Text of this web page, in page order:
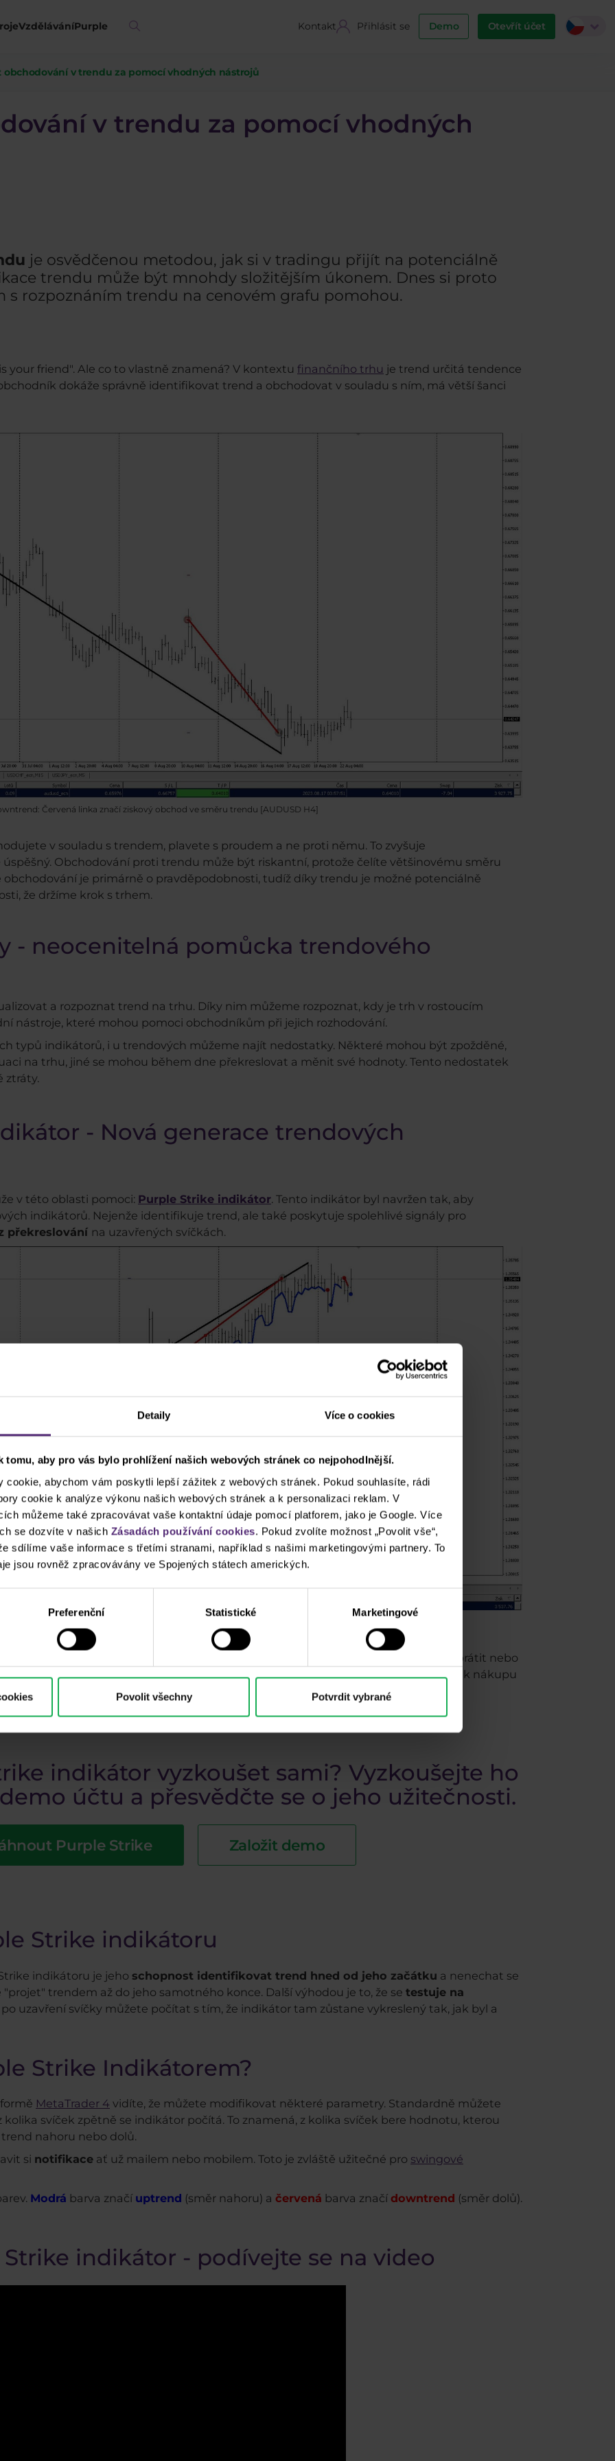
Detaily Více o cookies
tomu, aby pro vás bylo prohlížení našich webových stránek co nejpohodlnější.
cookie, abychom vám poskytli lepší zážitek z webových stránek. Pokud souhlasíte, rádi
cookie k analýze výkonu našich webových stránek a k personalizaci reklam. V
můžeme také zpracovávat vaše kontaktní údaje pomocí platforem, jako je Google. Více
se dozvíte v našich Zásadách používání cookies. Pokud zvolíte možnost „Povolit vše“,
sdílíme vaše informace s třetími stranami, například s našimi marketingovými partnery. To
jsou rovněž zpracovávány ve Spojených státech amerických.
Preferenční Statistické Marketingové
Povolit všechny Potvrdit vybrané
VzděláváníPurple Kontakt Přihlásit se Demo Otevřít účet
obchodování v trendu za pomocí vhodných nástrojů
v trendu za pomocí vhodných
je osvědčenou metodou, jak si v tradingu přijít na potenciálně
trendu může být mnohdy složitějším úkonem. Dnes si proto
s rozpoznáním trendu na cenovém grafu pomohou.
your friend". Ale co to vlastně znamená? V kontextu finančního trhu je trend určitá tendence
dokáže správně identifikovat trend a obchodovat v souladu s ním, má větší šanci
Červená linka značí ziskový obchod ve směru trendu [AUDUSD H4]
v souladu s trendem, plavete s proudem a ne proti němu. To zvyšuje
Obchodování proti trendu může být riskantní, protože čelíte většinovému směru
obchodování je primárně o pravděpodobnosti, tudíž díky trendu je možné potenciálně
že držíme krok s trhem.
- neocenitelná pomůcka trendového
a rozpoznat trend na trhu. Díky nim můžeme rozpoznat, kdy je trh v rostoucím
nástroje, které mohou pomoci obchodníkům při jejich rozhodování.
typů indikátorů, i u trendových můžeme najít nedostatky. Některé mohou být zpožděné,
na trhu, jiné se mohou během dne překreslovat a měnit své hodnoty. Tento nedostatek
ztráty.
- Nová generace trendových
v této oblasti pomoci: Purple Strike indikátor. Tento indikátor byl navržen tak, aby
indikátorů. Nejenže identifikuje trend, ale také poskytuje spolehlivé signály pro
překreslování na uzavřených svíčkách.
zobrazuje modrý vývoj uptrendu, Červená linka značí ziskový obchod ve směru trendu [USDCAD, H4]
může Purple Strike indikátor skvěle rozpoznat, kde trh má potenciál obrátit nebo
ještě lepší? Purple Strike indikátor vám poskytne jasné ukazatele vhodných bodů k nákupu
v rámci aktuálního trendu.
indikátor vyzkoušet sami? Vyzkoušejte ho
účtu a přesvědčte se o jeho užitečnosti.
Purple Strike Založit demo
Strike indikátoru
indikátoru je jeho schopnost identifikovat trend hned od jeho začátku a nenechat se
trendem až do jeho samotného konce. Další výhodou je to, že se testuje na
po uzavření svíčky můžete počítat s tím, že indikátor tam zůstane vykreslený tak, jak byl a
Strike Indikátorem?
MetaTrader 4 vidíte, že můžete modifikovat některé parametry. Standardně můžete
kolika svíček zpětně se indikátor počítá. To znamená, z kolika svíček bere hodnotu, kterou
nahoru nebo dolů.
si notifikace ať už mailem nebo mobilem. Toto je zvláště užitečné pro swingové
Modrá barva značí uptrend (směr nahoru) a červená barva značí downtrend (směr dolů).
indikátor - podívejte se na video